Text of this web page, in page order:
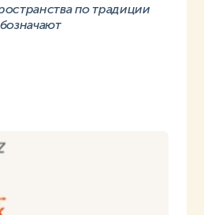
по традиции